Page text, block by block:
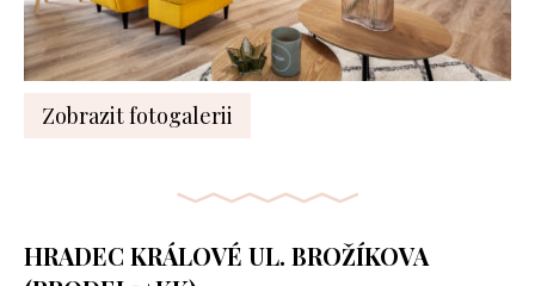
Zobrazit fotogalerii
HRADEC KRÁLOVÉ UL. BROŽÍKOVA